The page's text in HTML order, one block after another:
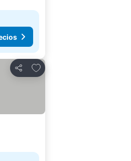
Compartir
Agregar a favoritos